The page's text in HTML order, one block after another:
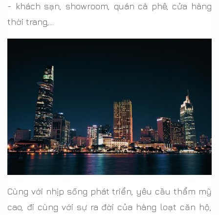
- khách sạn, showroom, quán cà phê, cửa hàng
thời trang,...
Cùng với nhịp sống phát triển, yêu cầu thẩm mỹ
cao, đi cùng với sự ra đời của hàng loạt căn hộ,